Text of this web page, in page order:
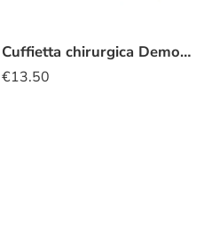
Cuffietta chirurgica Demon slayer
€13.50